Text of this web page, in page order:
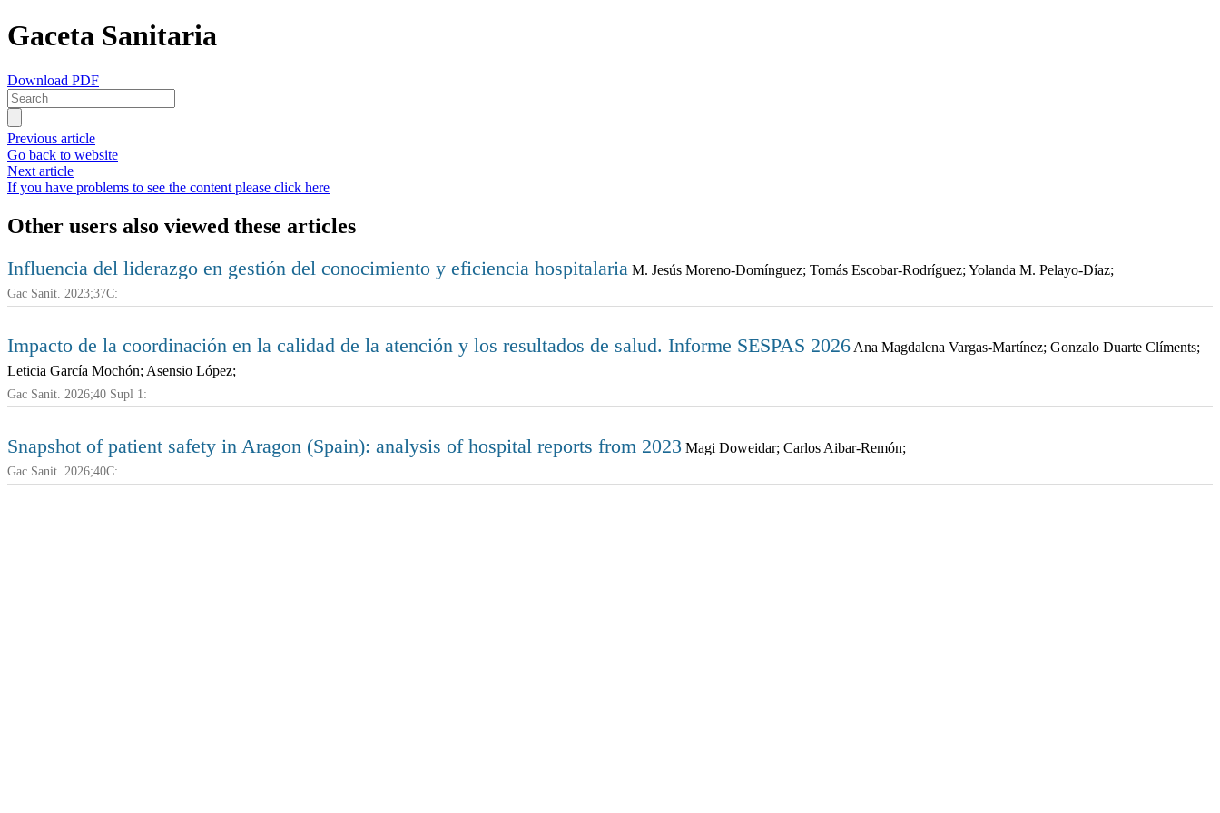
Gaceta Sanitaria
Download PDF
Previous article
Go back to website
Next article
If you have problems to see the content please click here
Other users also viewed these articles
Influencia del liderazgo en gestión del conocimiento y eficiencia hospitalaria M. Jesús Moreno-Domínguez; Tomás Escobar-Rodríguez; Yolanda M. Pelayo-Díaz;
Gac Sanit. 2023;37C:
Impacto de la coordinación en la calidad de la atención y los resultados de salud. Informe SESPAS 2026 Ana Magdalena Vargas-Martínez; Gonzalo Duarte Clíments;
Leticia García Mochón; Asensio López;
Gac Sanit. 2026;40 Supl 1:
Snapshot of patient safety in Aragon (Spain): analysis of hospital reports from 2023 Magi Doweidar; Carlos Aibar-Remón;
Gac Sanit. 2026;40C: